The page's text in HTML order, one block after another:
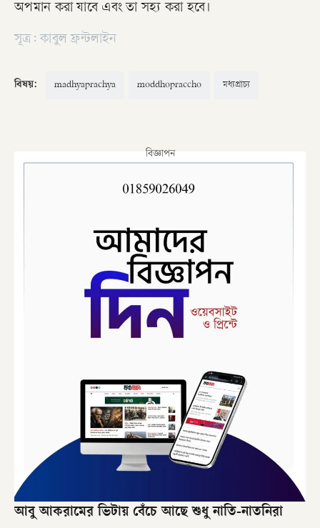
অপমান করা যাবে এবং তা সহ্য করা হবে।
সূত্র: কাবুল ফ্রন্টলাইন
বিষয়: madhyaprachya moddhopraccho মধ্যপ্রাচ্য
বিজ্ঞাপন
আবু আকরামের ভিটায় বেঁচে আছে শুধু নাতি-নাতনিরা